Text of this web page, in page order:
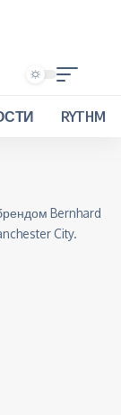
RYTHM
Bernhard
City.